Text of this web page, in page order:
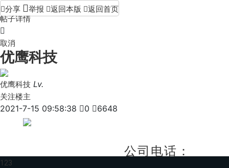
帖子详情

分享 举报 返回本版 返回首页
取消
优鹰科技
优鹰科技 Lv.
关注楼主
2021-7-15 09:58:38 0 6648
公司电话：
1 23